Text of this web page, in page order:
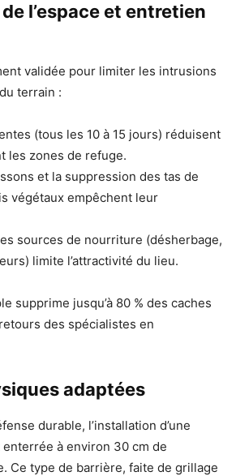
l’espace et entretien
validée pour limiter les intrusions
terrain :
(tous les 10 à 15 jours) réduisent
les zones de refuge.
et la suppression des tas de
végétaux empêchent leur
sources de nourriture (désherbage,
limite l’attractivité du lieu.
supprime jusqu’à 80 % des caches
des spécialistes en
adaptées
durable, l’installation d’une
à environ 30 cm de
Ce type de barrière, faite de grillage